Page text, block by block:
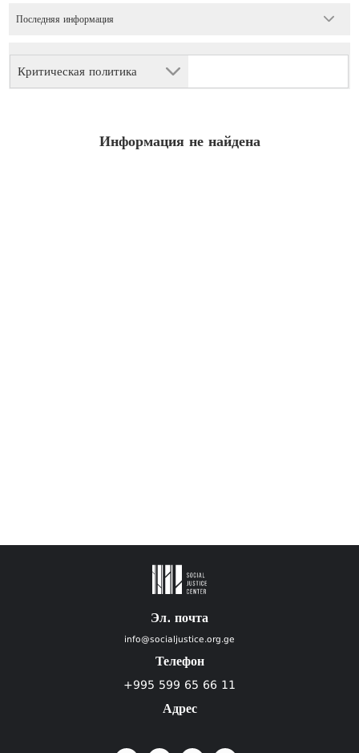
Критическая политика
Последняя информация
Информация не найдена
Эл. почта
info@socialjustice.org.ge
Телефон
+995 599 65 66 11
Адрес